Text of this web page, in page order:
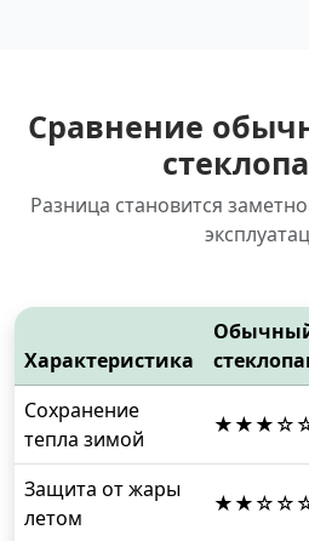
Сравнение
Разница становится
Характеристика
Сохранение
тепла зимой
Защита от жары
летом